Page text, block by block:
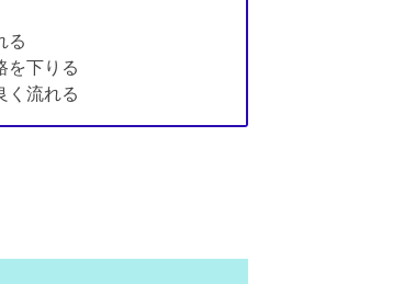
る
を下りる
く流れる